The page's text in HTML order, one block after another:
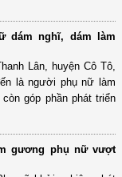
dám nghĩ, dám làm
Lân, huyện Cô Tô,
là người phụ nữ làm
góp phần phát triển
gương phụ nữ vượt